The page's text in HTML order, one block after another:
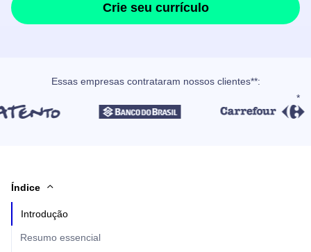
Crie seu currículo
Essas empresas contrataram nossos clientes**:
Índice
Introdução
Resumo essencial